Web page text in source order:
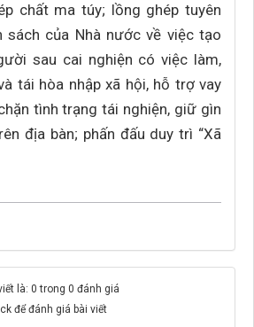
chất ma túy; lồng ghép tuyên
sách của Nhà nước về việc tạo
sau cai nghiện có việc làm,
tái hòa nhập xã hội, hỗ trợ vay
tình trạng tái nghiện, giữ gìn
địa bàn; phấn đấu duy trì “Xã
là: 0 trong 0 đánh giá
để đánh giá bài viết